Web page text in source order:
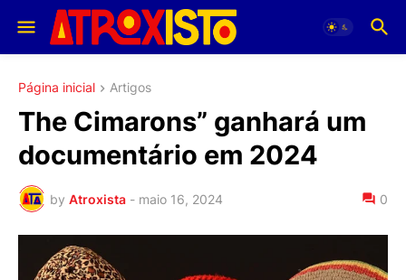
Página inicial Artigos
The Cimarons” ganhará um
documentário em 2024
by Atroxista - maio 16, 2024 0